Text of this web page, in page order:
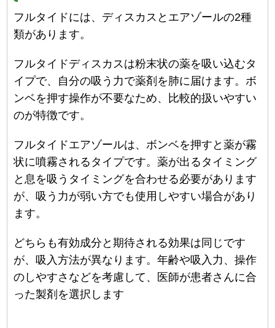
フルタイドには、ディスカスとエアゾールの2種
類があります。
フルタイドディスカスは粉末状の薬を吸い込むタ
イプで、自分の吸う力で薬剤を肺に届けます。ボ
ンベを押す操作が不要なため、比較的扱いやすい
のが特徴です。
フルタイドエアゾールは、ボンベを押すと薬が霧
状に噴霧されるタイプです。薬が出るタイミング
と息を吸うタイミングを合わせる必要があります
が、吸う力が弱い方でも使用しやすい場合があり
ます。
どちらも有効成分と期待される効果は同じです
が、吸入方法が異なります。年齢や吸入力、操作
のしやすさなどを考慮して、医師が患者さんに合
った製剤を選択します